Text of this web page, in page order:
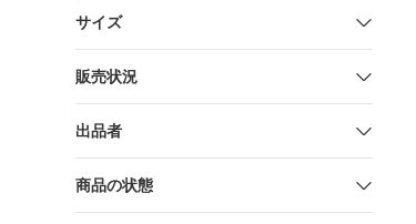
サイズ
販売状況
出品者
商品の状態